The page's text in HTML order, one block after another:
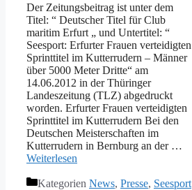
Der Zeitungsbeitrag ist unter dem
Titel: “ Deutscher Titel für Club
maritim Erfurt „ und Untertitel: “
Seesport: Erfurter Frauen verteidigten
Sprinttitel im Kutterrudern – Männer
über 5000 Meter Dritte“ am
14.06.2012 in der Thüringer
Landeszeitung (TLZ) abgedruckt
worden. Erfurter Frauen verteidigten
Sprinttitel im Kutterrudern Bei den
Deutschen Meisterschaften im
Kutterrudern in Bernburg an der …
Weiterlesen
Kategorien News, Presse, Seesport